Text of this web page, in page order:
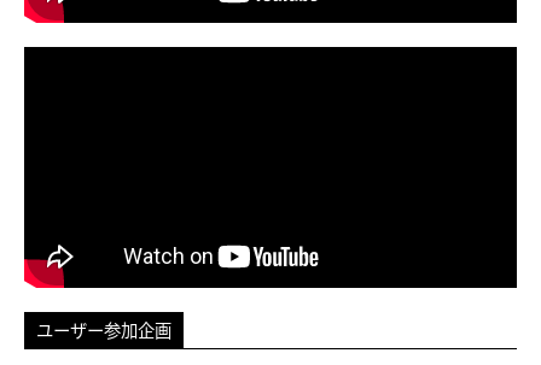
ユーザー参加企画